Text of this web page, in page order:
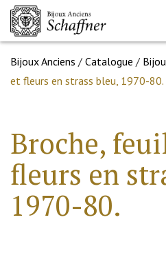
Bijoux Anciens / Catalogue /
et fleurs en strass bleu, 1970-80.
Broche,
fleurs en
1970-80.